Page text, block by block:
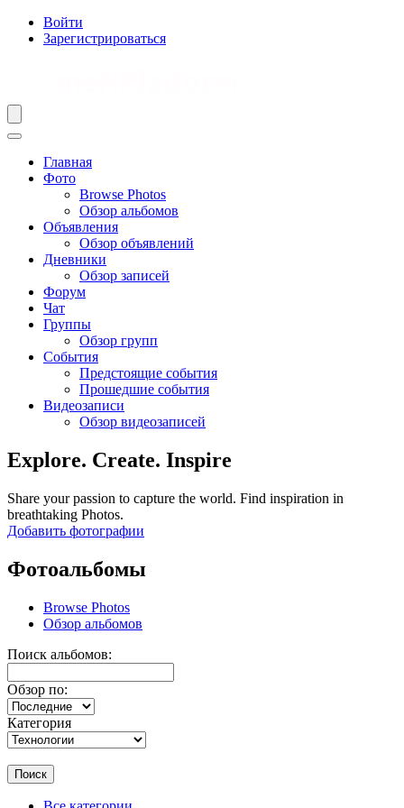
Войти
Зарегистрироваться
Главная
Фото
Browse Photos
Обзор альбомов
Объявления
Обзор объявлений
Дневники
Обзор записей
Форум
Чат
Группы
Обзор групп
События
Предстоящие события
Прошедшие события
Видеозаписи
Обзор видеозаписей
Explore. Create. Inspire
Share your passion to capture the world. Find inspiration in
breathtaking Photos.
Добавить фотографии
Фотоальбомы
Browse Photos
Обзор альбомов
Поиск альбомов:
Обзор по:
Категория
Поиск